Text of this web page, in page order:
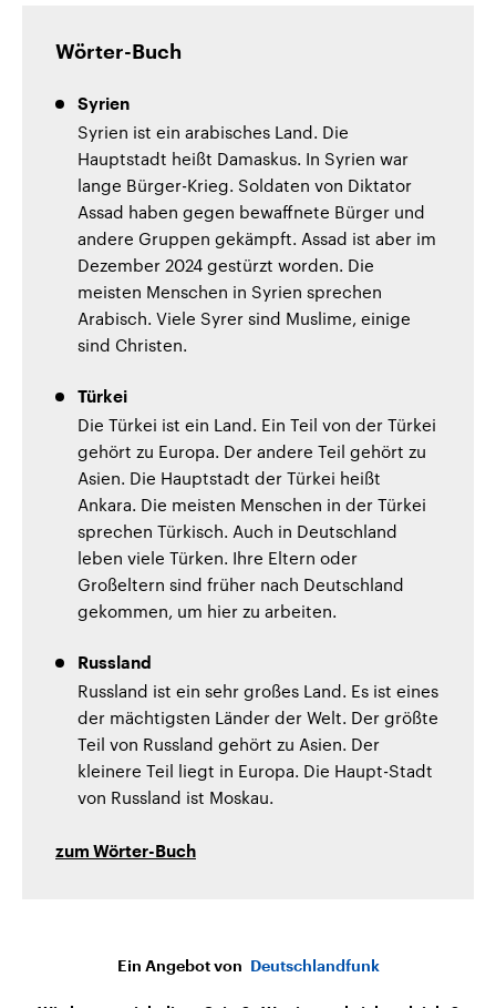
Wörter-Buch
Syrien
Syrien ist ein arabisches Land. Die
Hauptstadt heißt Damaskus. In Syrien war
lange Bürger-Krieg. Soldaten von Diktator
Assad haben gegen bewaffnete Bürger und
andere Gruppen gekämpft. Assad ist aber im
Dezember 2024 gestürzt worden. Die
meisten Menschen in Syrien sprechen
Arabisch. Viele Syrer sind Muslime, einige
sind Christen.
Türkei
Die Türkei ist ein Land. Ein Teil von der Türkei
gehört zu Europa. Der andere Teil gehört zu
Asien. Die Hauptstadt der Türkei heißt
Ankara. Die meisten Menschen in der Türkei
sprechen Türkisch. Auch in Deutschland
leben viele Türken. Ihre Eltern oder
Großeltern sind früher nach Deutschland
gekommen, um hier zu arbeiten.
Russland
Russland ist ein sehr großes Land. Es ist eines
der mächtigsten Länder der Welt. Der größte
Teil von Russland gehört zu Asien. Der
kleinere Teil liegt in Europa. Die Haupt-Stadt
von Russland ist Moskau.
zum Wörter-Buch
Ein Angebot von Deutschlandfunk